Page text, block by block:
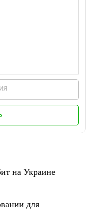
на Украине
для